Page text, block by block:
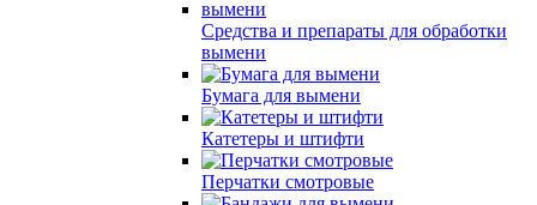
Средства и препараты для обработки
вымени
Бумага для вымени
Катетеры и штифти
Перчатки смотровые